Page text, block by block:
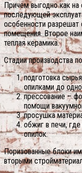
Причем выгодно как на
последующей
особенности разрешат
помещения. Второе
теплая керамика.
Стадии производства
подготовка
опилками до
прессование –
помощи
просушка
обжиг в печи,
опилок.
Поризованные блоки
вторыми